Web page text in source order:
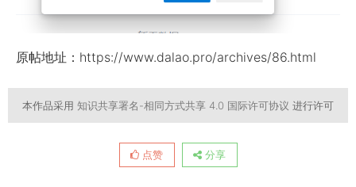
原帖地址：https://www.dalao.pro/archives/86.html
本作品采用 知识共享署名-相同方式共享 4.0 国际许可协议 进行许可
点赞 分享